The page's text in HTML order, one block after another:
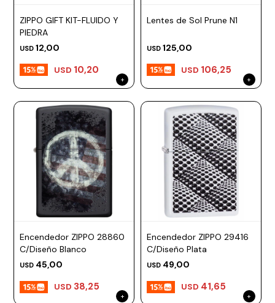
ZIPPO GIFT KIT-FLUIDO Y
PIEDRA
USD 12,00
USD 10,20
Lentes de Sol Prune N1
USD 125,00
USD 106,25
Encendedor ZIPPO 28860
C/Diseño Blanco
USD 45,00
USD 38,25
Encendedor ZIPPO 29416
C/Diseño Plata
USD 49,00
USD 41,65
todo
Relojes
Loria
Studio
Casio
Fossil
Rosefield
Exchange
Jansport
Karvik
Prune
Pluma
Repuestos
Bolígrafo
mecánico
HIDRATACIÓN
Plastico
Accesorios
MOCHILAS
Encendedores
accesorios
OUTLET
BLOG
WATCHME
EmpresaCompra